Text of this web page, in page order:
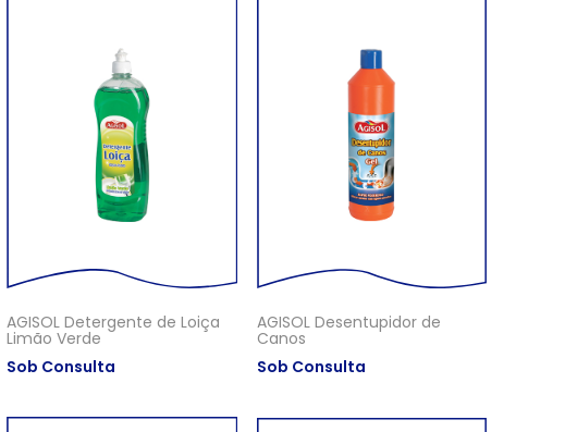
AGISOL Detergente de Loiça
Limão Verde
Sob Consulta
AGISOL Desentupidor de
Canos
Sob Consulta